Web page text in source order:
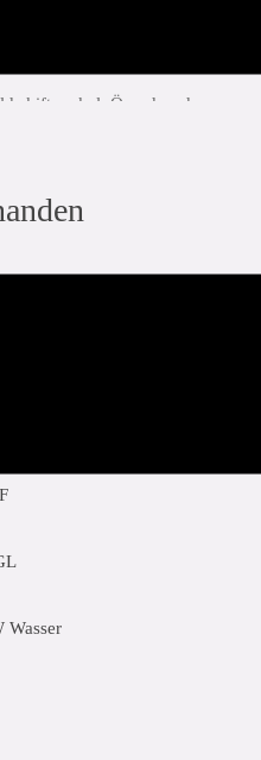
skiftnyckel. Överdrar du
Wasser